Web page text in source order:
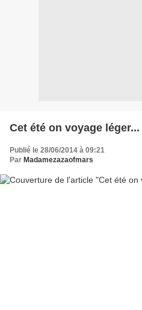
Cet été on voyage
Publié le 28/06/2014 à 09:21
Par Madamezazaofmars